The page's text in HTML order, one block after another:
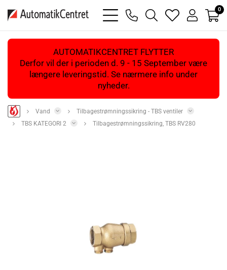
bars
light
phone
magnifying
glass
heart
light
user
light
0
AUTOMATIKCENTRET FLYTTER
Derfor vil der i perioden d. 9 - 15 September være
længere leveringstid. Se nærmere info under
nyheder.
Vand
Tilbagestrømningssikring - TBS ventiler
TBS KATEGORI 2
Tilbagestrømningssikring, TBS RV280